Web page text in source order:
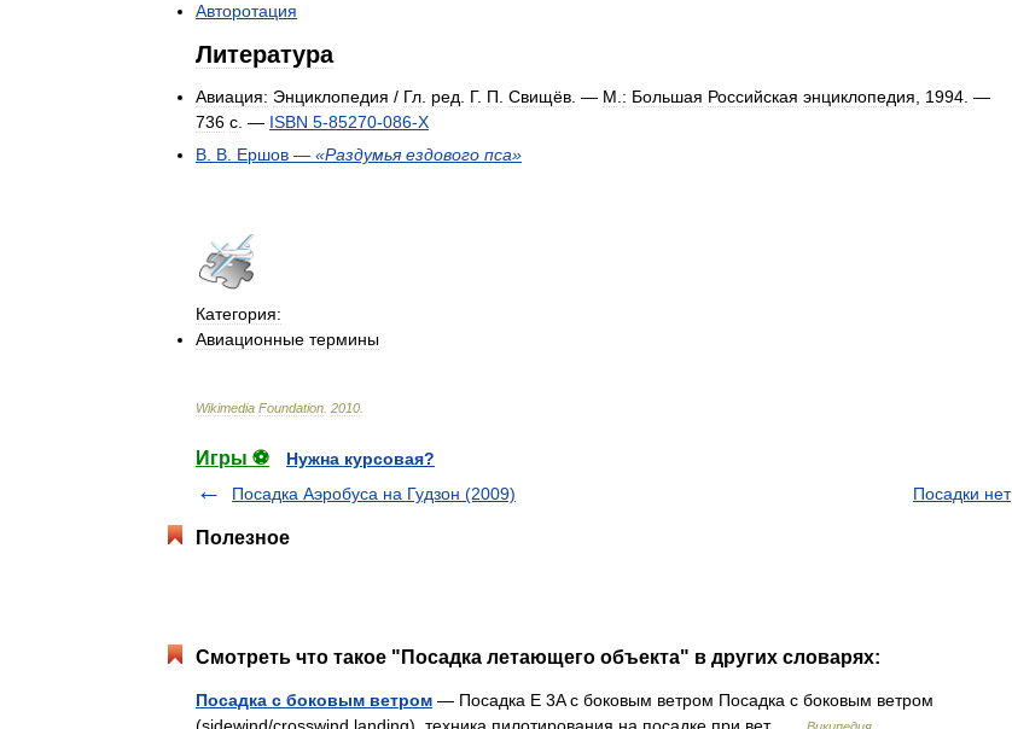
Авторотация
Литература
Авиация: Энциклопедия / Гл. ред. Г. П. Свищёв. — М.: Большая Российская энциклопедия, 1994. —
736 с. — ISBN 5-85270-086-X
В. В. Ершов — «Раздумья ездового пса»
Категория:
Авиационные термины
Wikimedia Foundation 2010
Игры ⚽
Нужна курсовая?
Посадка Аэробуса на Гудзон (2009)
Посадки нет
Полезное
Смотреть что такое "Посадка летающего объекта" в других словарях:
Посадка с боковым ветром — Посадка E 3A с боковым ветром Посадка с боковым ветром